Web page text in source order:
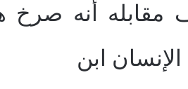
مقابله أنه
ابن